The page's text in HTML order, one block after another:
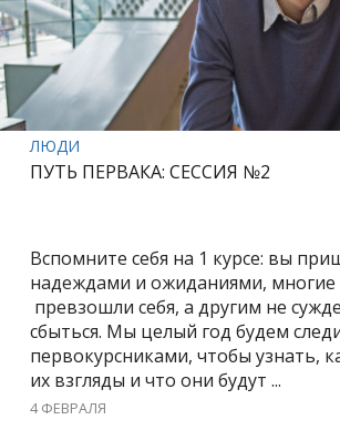
ЛЮДИ
ПУТЬ ПЕРВАКА: СЕССИЯ №2
Вспомните себя на 1 курсе: вы
надеждами и ожиданиями, многие
превзошли себя, а другим не
сбыться. Мы целый год будем
первокурсниками, чтобы узнать,
их взгляды и что они будут ...
4 ФЕВРАЛЯ